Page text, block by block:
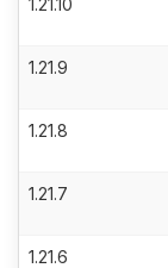
1.21.10
1.21.9
1.21.8
1.21.7
1.21.6